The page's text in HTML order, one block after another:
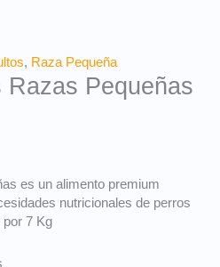
, Raza Pequeña
Razas Pequeñas
es un alimento premium
nutricionales de perros
por 7 Kg